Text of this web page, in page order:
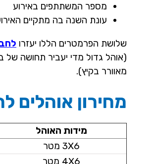
מספר המשתתפים באירוע
עונת השנה בה מתקיים
שלושת הפרמטרים הללו יעזרו
(אוהל גדול מדי יעביר תחושה של
מאוורר בקיץ).
מחירון אוהלים
מידות האוהל
3X6 מטר
4X6 מטר